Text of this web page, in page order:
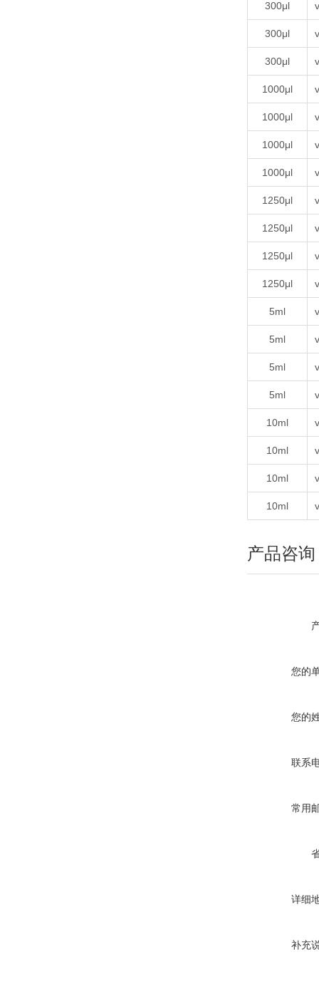
300μl
300μl
300μl
1000μl
1000μl
1000μl
1000μl
1250μl
1250μl
1250μl
1250μl
5ml
5ml
5ml
5ml
10ml
10ml
10ml
10ml
产品咨询
您的
您的
联系
常用
详细
补充